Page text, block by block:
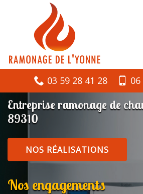
03 59 28 41 28
Entreprise ramonage de
89310
NOS RÉALISATIONS
Nos engagements